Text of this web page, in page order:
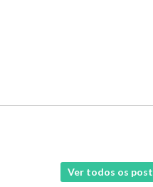
Ver todos os